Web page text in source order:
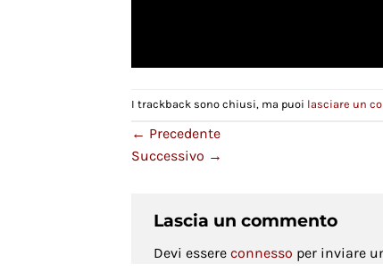
I trackback sono chiusi, ma puoi lasciare un
← Precedente
Successivo →
Lascia un commento
Devi essere connesso per inviare